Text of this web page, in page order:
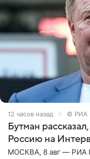
12 часов назад © РИА
Бутман
Россию на
МОСКВА, 8 авг — РИА